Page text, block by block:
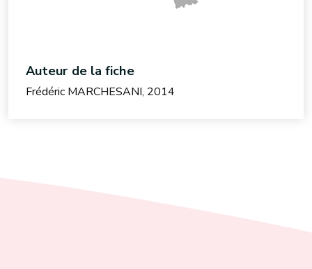
Auteur de la fiche
Frédéric MARCHESANI, 2014